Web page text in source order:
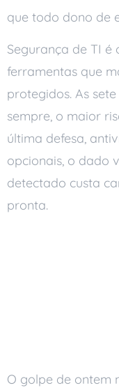
que todo dono de
Segurança de TI
ferramentas que
protegidos. As
sempre, o maior
última defesa,
opcionais, o dado
detectado custa
pronta.
O golpe de ontem